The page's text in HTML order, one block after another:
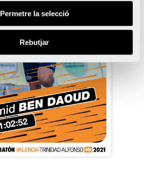
Permetre la selecció
Rebutjar